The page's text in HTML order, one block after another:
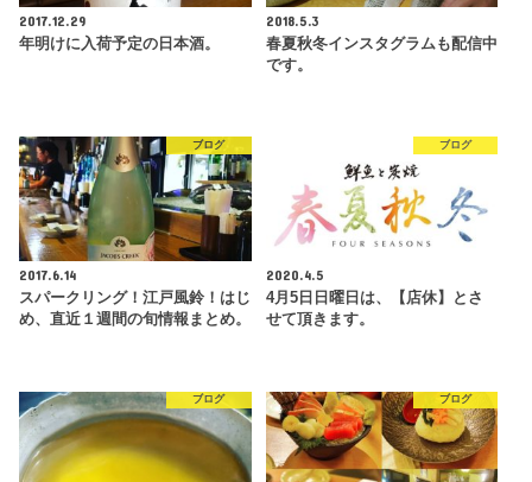
2017.12.29
年明けに 入荷予定の日本酒。
2018.5.3
春夏秋冬インスタグラムも配信中
です。
ブログ
2017.6.14
スパークリング！江戸風鈴！はじ
め、直近１週間の旬情報まとめ。
ブログ
2020.4.5
4月5日日曜日は、【店休】とさ
せて頂きます。
ブログ ブログ